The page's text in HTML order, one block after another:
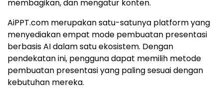
membagikan, dan mengatur konten.
AiPPT.com merupakan satu-satunya platform yang
menyediakan empat mode pembuatan presentasi
berbasis AI dalam satu ekosistem. Dengan
pendekatan ini, pengguna dapat memilih metode
pembuatan presentasi yang paling sesuai dengan
kebutuhan mereka.